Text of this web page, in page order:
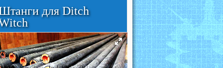
для Ditch